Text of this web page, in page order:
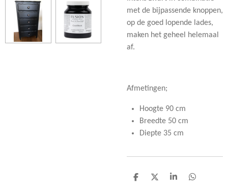
met de bijpassende knoppen,
op de goed lopende lades,
maken het geheel helemaal
af.
Afmetingen;
Hoogte 90 cm
Breedte 50 cm
Diepte 35 cm
D
D
S
D